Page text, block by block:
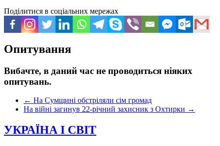
Поділитися в соціальних мережах
Опитування
Вибачте, в даний час не проводиться ніяких
опитувань.
← На Сумщині обстріляли сім громад
На війні загинув 22-річний захисник з Охтирки →
УКРАЇНА І СВІТ